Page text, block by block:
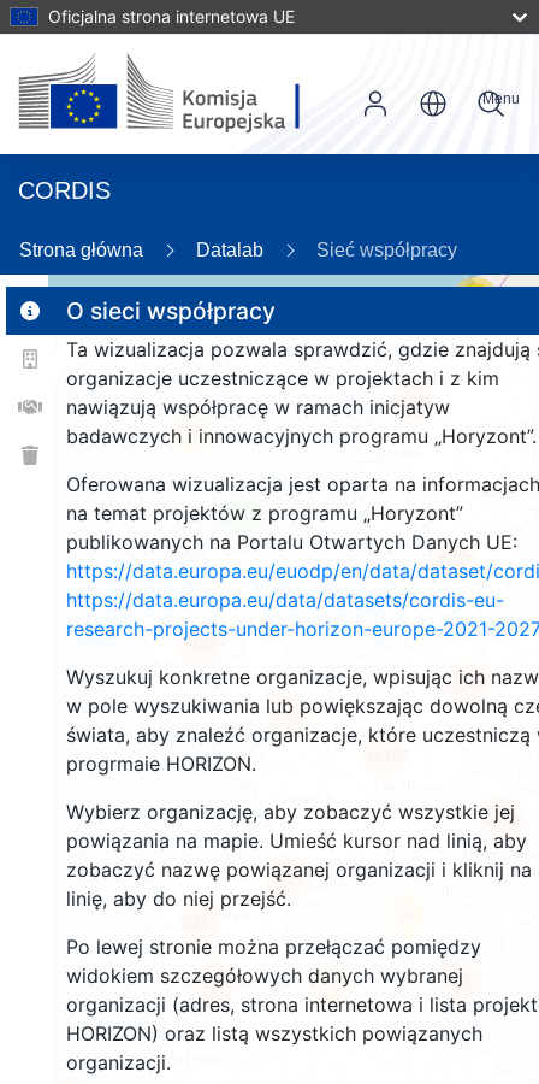
Oficjalna strona internetowa UE
CORDIS
Menu
Strona główna Datalab Sieć współpracy
O sieci współpracy
Ta wizualizacja pozwala sprawdzić, gdzie znajdują
organizacje uczestniczące w projektach i z kim
nawiązują współpracę w ramach inicjatyw
badawczych i innowacyjnych programu „Horyzont”.
Oferowana wizualizacja jest oparta na informacjach
na temat projektów z programu „Horyzont”
publikowanych na Portalu Otwartych Danych UE:
https://data.europa.eu/euodp/en/data/dataset/
https://data.europa.eu/data/datasets/cordis-eu-
research-projects-under-horizon-europe-2021-2027
Wyszukuj konkretne organizacje, wpisując ich
w pole wyszukiwania lub powiększając dowolną
świata, aby znaleźć organizacje, które uczestniczą
progrmaie HORIZON.
Wybierz organizację, aby zobaczyć wszystkie jej
powiązania na mapie. Umieść kursor nad linią, aby
zobaczyć nazwę powiązanej organizacji i kliknij na
linię, aby do niej przejść.
Po lewej stronie można przełączać pomiędzy
widokiem szczegółowych danych wybranej
organizacji (adres, strona internetowa i lista
HORIZON) oraz listą wszystkich powiązanych
organizacji.
9
25
1409
565 12 406
159
4109
4661
6678
5609
2504